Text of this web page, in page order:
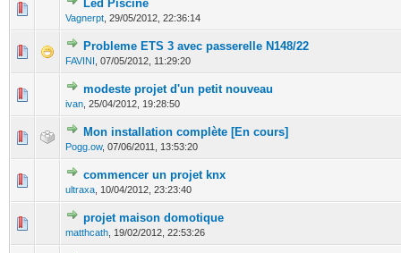
Led Piscine
Vagnerpt 29/05/2012, 22:36:14
0 Votes - 0 sur 5 en moyenne
Probleme ETS 3 avec passerelle N148/22
FAVINI 07/05/2012, 11:29:20
0 Votes - 0 sur 5 en moyenne
12345
modeste projet d'un petit nouveau
ivan 25/04/2012, 19:28:50
0 Votes - 0 sur 5 en moyenne
12 345
Mon installation complète [En cours]
Pogg.ow, 07/06/2011, 13:53:20
0 Votes - 0 sur 5 en moyenne
12345
commencer un projet knx
ultraxa 10/04/2012, 23:23:40
0 Votes - 0 sur 5 en moyenne
12345
projet maison domotique
matthcath 19/02/2012, 22:53:26
0 Votes - 0 sur 5 en moyenne
12345